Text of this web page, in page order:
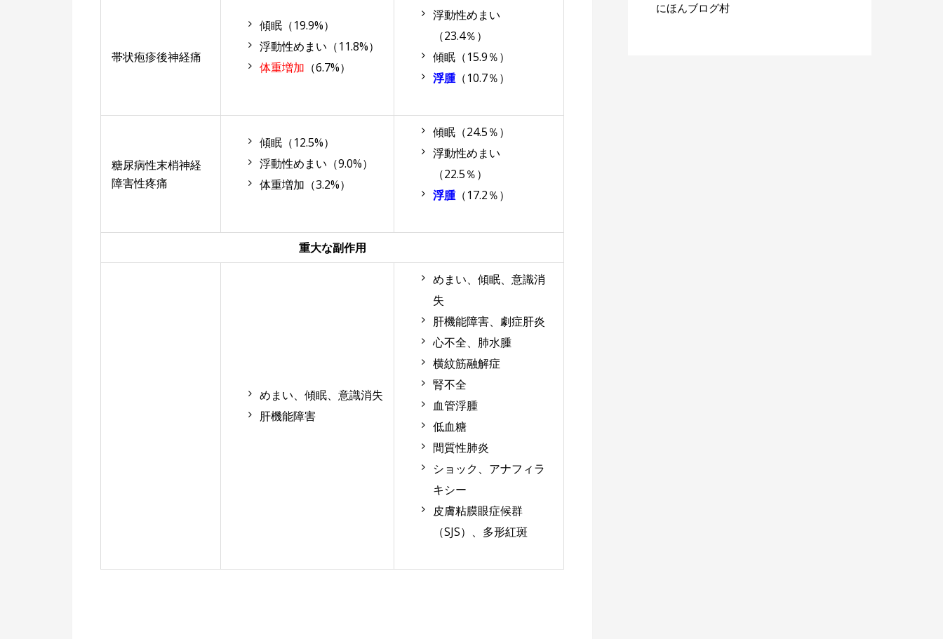
帯状疱疹後神経痛
傾眠（19.9%）
浮動性めまい（11.8%）
体重増加 （6.7%）
浮動性めまい
（23.4％）
傾眠（15.9％）
浮腫（10.7％）
糖尿病性末梢神経
障害性疼痛
傾眠（12.5%）
浮動性めまい（9.0%）
体重増加 （3.2%）
傾眠（24.5％）
浮動性めまい
（22.5％）
浮腫（17.2％）
重大な副作用
めまい、傾眠、意識消失
肝機能障害
めまい、傾眠、意識消
失
肝機能障害、劇症肝炎
心不全、肺水腫
横紋筋融解症
腎不全
血管浮腫
低血糖
間質性肺炎
ショック、アナフィラ
キシー
皮膚粘膜眼症候群
（SJS）、多形紅斑
にほんブログ村